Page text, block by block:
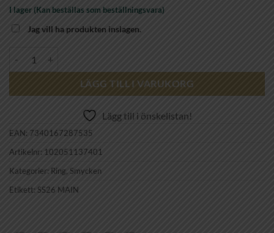
I lager (Kan beställas som beställningsvara)
Jag vill ha produkten inslagen.
LÄGG TILL I VARUKORG
Lägg till i önskelistan!
EAN: 7340167287535
Artikelnr: 102051137401
Kategorier: Ring, Smycken
Etikett: SS26 MAIN